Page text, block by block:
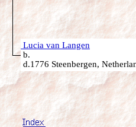
Lucia van Langen
b.
d.1776 Steenbergen,